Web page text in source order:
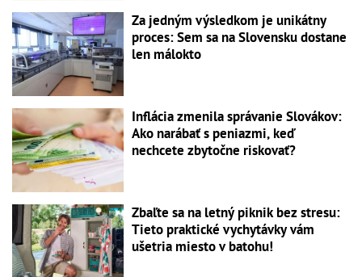
Za jedným výsledkom je unikátny
proces: Sem sa na Slovensku dostane
len málokto
Inflácia zmenila správanie Slovákov:
Ako narábať s peniazmi, keď
nechcete zbytočne riskovať?
Zbaľte sa na letný piknik bez stresu:
Tieto praktické vychytávky vám
ušetria miesto v batohu!